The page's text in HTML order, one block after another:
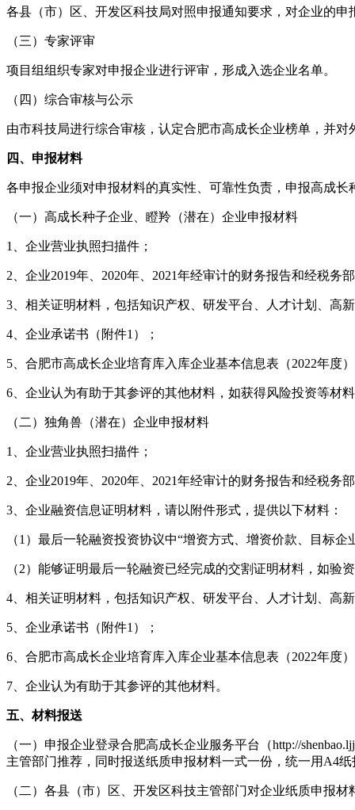
各县（市）区、开发区科技局对照申报通知要求，对企业的
（三）专家评审
项目组组织专家对申报企业进行评审，形成入选企业名单。
（四）综合审核与公示
由市科技局进行综合审核，认定合肥市高成长企业榜单，并对
四、申报材料
各申报企业须对申报材料的真实性、可靠性负责，申报高成
（一）高成长种子企业、瞪羚（潜在）企业申报材料
1、企业营业执照扫描件；
2、企业2019年、2020年、2021年经审计的财务报告和经税务
3、相关证明材料，包括知识产权、研发平台、人才计划、高
4、企业承诺书（附件1）；
5、合肥市高成长企业培育库入库企业基本信息表（2022年度
6、企业认为有助于其参评的其他材料，如获得风险投资等材
（二）独角兽（潜在）企业申报材料
1、企业营业执照扫描件；
2、企业2019年、2020年、2021年经审计的财务报告和经税务
3、企业融资信息证明材料，请以附件形式，提供以下材料：
（1）最后一轮融资投资协议中“增资方式、增资价款、目标企
（2）能够证明最后一轮融资已经完成的交割证明材料，如验
4、相关证明材料，包括知识产权、研发平台、人才计划、高
5、企业承诺书（附件1）；
6、合肥市高成长企业培育库入库企业基本信息表（2022年度
7、企业认为有助于其参评的其他材料。
五、材料报送
（一）申报企业登录合肥高成长企业服务平台（http://
主管部门推荐，同时报送纸质申报材料一式一份，统一用A4
（二）各县（市）区、开发区科技主管部门对企业纸质申报